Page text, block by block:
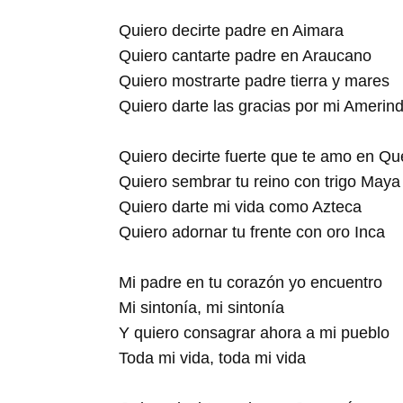
Quiero decirte padre en Aimara
Quiero cantarte padre en Araucano
Quiero mostrarte padre tierra y mares
Quiero darte las gracias por mi
Quiero decirte fuerte que te amo en
Quiero sembrar tu reino con trigo Maya
Quiero darte mi vida como Azteca
Quiero adornar tu frente con oro Inca
Mi padre en tu corazón yo encuentro
Mi sintonía, mi sintonía
Y quiero consagrar ahora a mi pueblo
Toda mi vida, toda mi vida